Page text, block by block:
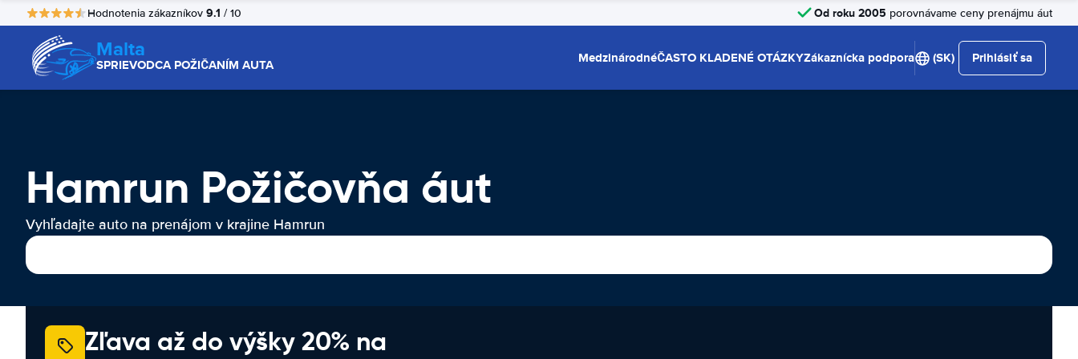
Hodnotenia zákazníkov 9.1 / 10 Od roku 2005 porovnávame ceny prenájmu áut
Malta
SPRIEVODCA POŽIČANÍM AUTA MedzinárodnéČASTO KLADENÉ OTÁZKYZákaznícka podpora (SK) Prihlásiť sa
Hamrun Požičovňa áut
Vyhľadajte auto na prenájom v krajine Hamrun
Zľava až do výšky 20% na